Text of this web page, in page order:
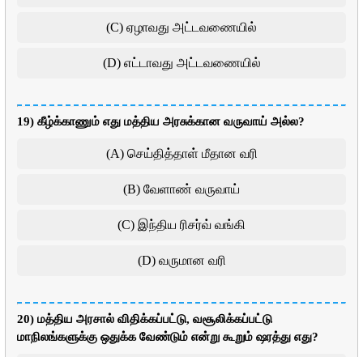
(C) ஏழாவது அட்டவணையில்
(D) எட்டாவது அட்டவணையில்
19) கீழ்க்காணும் எது மத்திய அரசுக்கான வருவாய் அல்ல?
(A) செய்தித்தாள் மீதான வரி
(B) வேளாண் வருவாய்
(C) இந்திய ரிசர்வ் வங்கி
(D) வருமான வரி
20) மத்திய அரசால் விதிக்கப்பட்டு, வசூலிக்கப்பட்டு
மாநிலங்களுக்கு ஒதுக்க வேண்டும் என்று கூறும் ஷரத்து எது?